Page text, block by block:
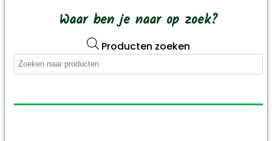
Waar ben je naar op zoek?
Producten zoeken